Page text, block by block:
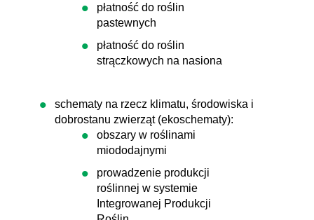
płatność do roślin
pastewnych
płatność do roślin
strączkowych na nasiona
schematy na rzecz klimatu, środowiska i
dobrostanu zwierząt (ekoschematy):
obszary w roślinami
miododajnymi
prowadzenie produkcji
roślinnej w systemie
Integrowanej Produkcji